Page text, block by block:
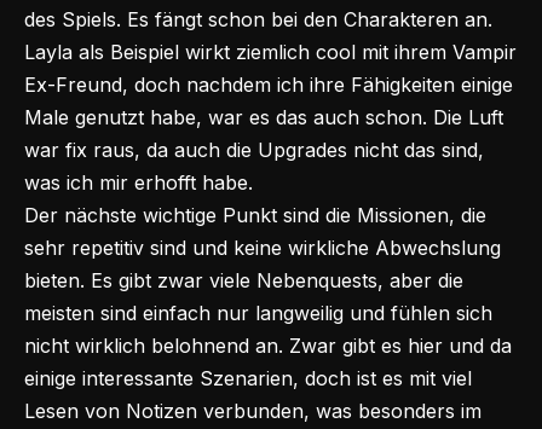
des Spiels. Es fängt schon bei den Charakteren an.
Layla als Beispiel wirkt ziemlich cool mit ihrem Vampir
Ex-Freund, doch nachdem ich ihre Fähigkeiten einige
Male genutzt habe, war es das auch schon. Die Luft
war fix raus, da auch die Upgrades nicht das sind,
was ich mir erhofft habe.
Der nächste wichtige Punkt sind die Missionen, die
sehr repetitiv sind und keine wirkliche Abwechslung
bieten. Es gibt zwar viele Nebenquests, aber die
meisten sind einfach nur langweilig und fühlen sich
nicht wirklich belohnend an. Zwar gibt es hier und da
einige interessante Szenarien, doch ist es mit viel
Lesen von Notizen verbunden, was besonders im